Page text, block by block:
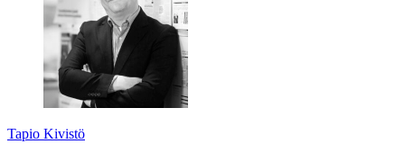
Tapio Kivistö